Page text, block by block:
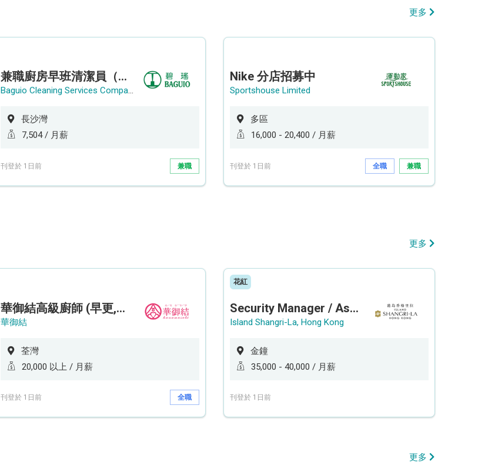
更多
兼職廚房早班清潔員（長沙灣）
Baguio Cleaning Services Company Limited
長沙灣
7,504 / 月薪
刊登於 1日前 兼職
Nike 分店招募中
Sportshouse Limited
多區
16,000 - 20,400 / 月薪
刊登於 1日前 全職 兼職
更多
華御結高級廚師 (早更,中央廚房)*底薪可達20k* (5天工作週)
華御結
荃灣
20,000 以上 / 月薪
刊登於 1日前 全職
花紅
Security Manager / Assistant Security Manager
Island Shangri-La, Hong Kong
金鐘
35,000 - 40,000 / 月薪
刊登於 1日前
更多